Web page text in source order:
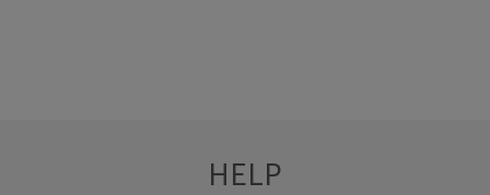
HELP